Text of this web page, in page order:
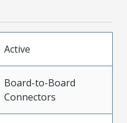
Active
Board-to-Board
Connectors